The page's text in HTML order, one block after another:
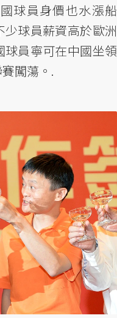
球員身價也水漲船
球員薪資高於歐洲
員寧可在中國坐領
闖蕩。.